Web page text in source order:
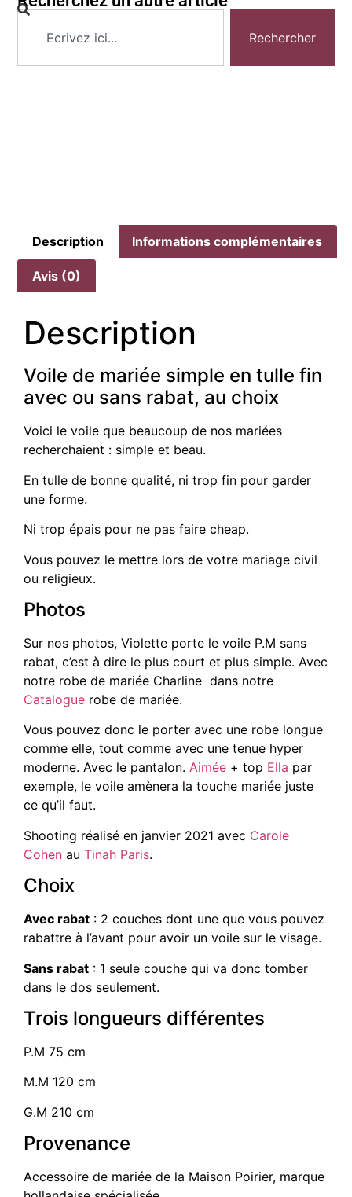
Rechercher
Description Informations complémentaires
Avis (0)
Description
Voile de mariée simple en tulle fin
avec ou sans rabat, au choix
Voici le voile que beaucoup de nos mariées
recherchaient : simple et beau.
En tulle de bonne qualité, ni trop fin pour garder
une forme.
Ni trop épais pour ne pas faire cheap.
Vous pouvez le mettre lors de votre mariage civil
ou religieux.
Photos
Sur nos photos, Violette porte le voile P.M sans
rabat, c’est à dire le plus court et plus simple. Avec
notre robe de mariée Charline dans notre
Catalogue robe de mariée.
Vous pouvez donc le porter avec une robe longue
comme elle, tout comme avec une tenue hyper
moderne. Avec le pantalon. Aimée + top Ella par
exemple, le voile amènera la touche mariée juste
ce qu’il faut.
Shooting réalisé en janvier 2021 avec Carole
Cohen au Tinah Paris.
Choix
Avec rabat : 2 couches dont une que vous pouvez
rabattre à l’avant pour avoir un voile sur le visage.
Sans rabat : 1 seule couche qui va donc tomber
dans le dos seulement.
Trois longueurs différentes
P.M 75 cm
M.M 120 cm
G.M 210 cm
Provenance
Accessoire de mariée de la Maison Poirier, marque